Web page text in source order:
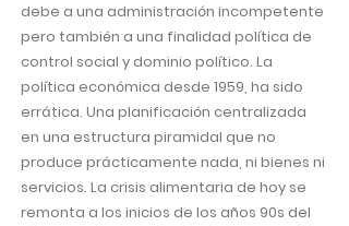
debe a una administración incompetente
pero también a una finalidad política de
control social y dominio político. La
política económica desde 1959, ha sido
errática. Una planificación centralizada
en una estructura piramidal que no
produce prácticamente nada, ni bienes ni
servicios. La crisis alimentaria de hoy se
remonta a los inicios de los años 90s del